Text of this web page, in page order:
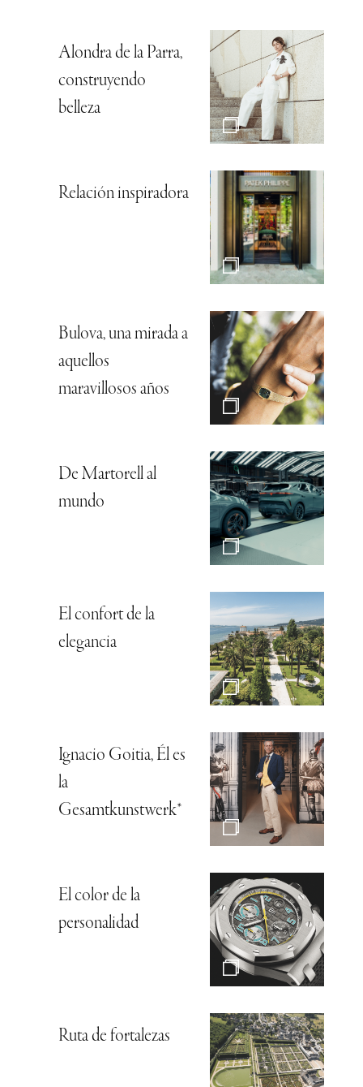
Alondra de la Parra,
construyendo
belleza
Relación inspiradora
Bulova, una mirada a
aquellos
maravillosos años
De Martorell al
mundo
El confort de la
elegancia
Ignacio Goitia, Él es
la
Gesamtkunstwerk*
El color de la
personalidad
Ruta de fortalezas